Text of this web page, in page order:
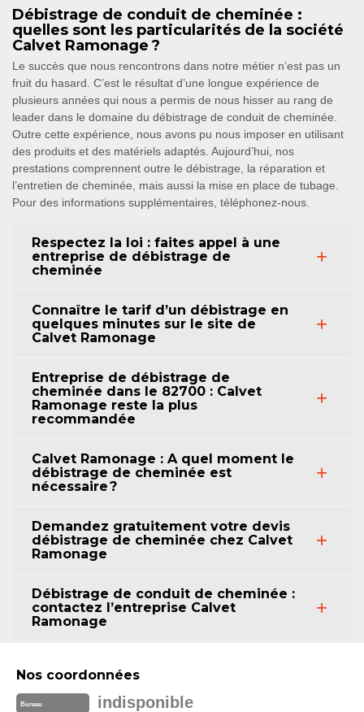
Débistrage de conduit de cheminée :
quelles sont les particularités de la société
Calvet Ramonage ?
Le succès que nous rencontrons dans notre métier n’est pas un
fruit du hasard. C’est le résultat d’une longue expérience de
plusieurs années qui nous a permis de nous hisser au rang de
leader dans le domaine du débistrage de conduit de cheminée.
Outre cette expérience, nous avons pu nous imposer en utilisant
des produits et des matériels adaptés. Aujourd’hui, nos
prestations comprennent outre le débistrage, la réparation et
l’entretien de cheminée, mais aussi la mise en place de tubage.
Pour des informations supplémentaires, téléphonez-nous.
Respectez la loi : faites appel à une
entreprise de débistrage de
cheminée
Connaître le tarif d’un débistrage en
quelques minutes sur le site de
Calvet Ramonage
Entreprise de débistrage de
cheminée dans le 82700 : Calvet
Ramonage reste la plus
recommandée
Calvet Ramonage : A quel moment le
débistrage de cheminée est
nécessaire ?
Demandez gratuitement votre devis
débistrage de cheminée chez Calvet
Ramonage
Débistrage de conduit de cheminée :
contactez l’entreprise Calvet
Ramonage
Nos coordonnées
Bureau indisponible